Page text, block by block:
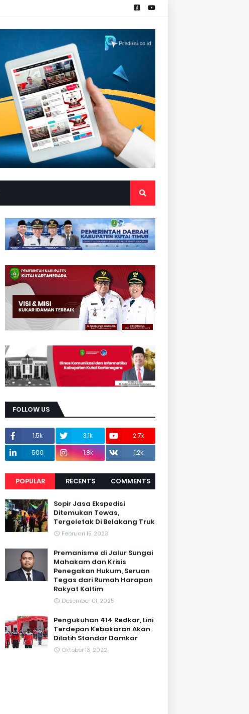
FOLLOW US
1.5k 3.1k
2.7k
500
1.8k 1.2k
POPULAR RECENTS COMMENTS
Sopir Jasa Ekspedisi
Ditemukan Tewas,
Tergeletak Di Belakang Truk
Februari 15, 2023
Premanisme di Jalur Sungai
Mahakam dan Krisis
Penegakan Hukum, Seruan
Tegas dari Rumah Harapan
Rakyat Kaltim
Desember 01, 2025
Pengukuhan 414 Redkar, Lini
Terdepan Kebakaran Akan
Dilatih Standar Damkar
Oktober 13, 2022